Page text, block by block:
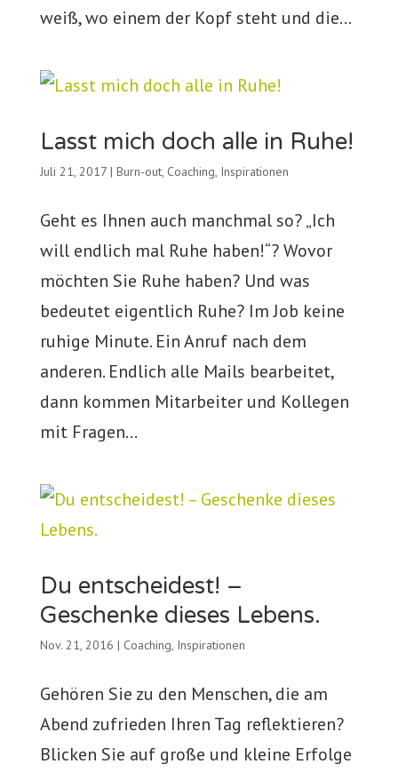
weiß, wo einem der Kopf steht und die...
Lasst mich doch alle in Ruhe!
Juli 21, 2017| Burn-out, Coaching, Inspirationen
Geht es Ihnen auch manchmal so? „Ich
will endlich mal Ruhe haben!“? Wovor
möchten Sie Ruhe haben? Und was
bedeutet eigentlich Ruhe? Im Job keine
ruhige Minute. Ein Anruf nach dem
anderen. Endlich alle Mails bearbeitet,
dann kommen Mitarbeiter und Kollegen
mit Fragen...
Du entscheidest! –
Geschenke dieses Lebens.
Nov. 21, 2016 | Coaching, Inspirationen
Gehören Sie zu den Menschen, die am
Abend zufrieden Ihren Tag reflektieren?
Blicken Sie auf große und kleine Erfolge